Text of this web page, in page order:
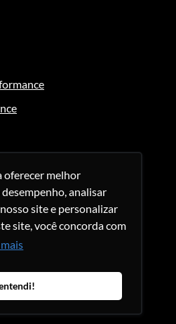
oferecer melhor
analisar
site e personalizar
site, você concorda com